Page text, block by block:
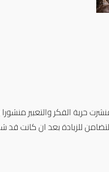
حرية الفكر والتعبير
للزيادة بعد ان كانت